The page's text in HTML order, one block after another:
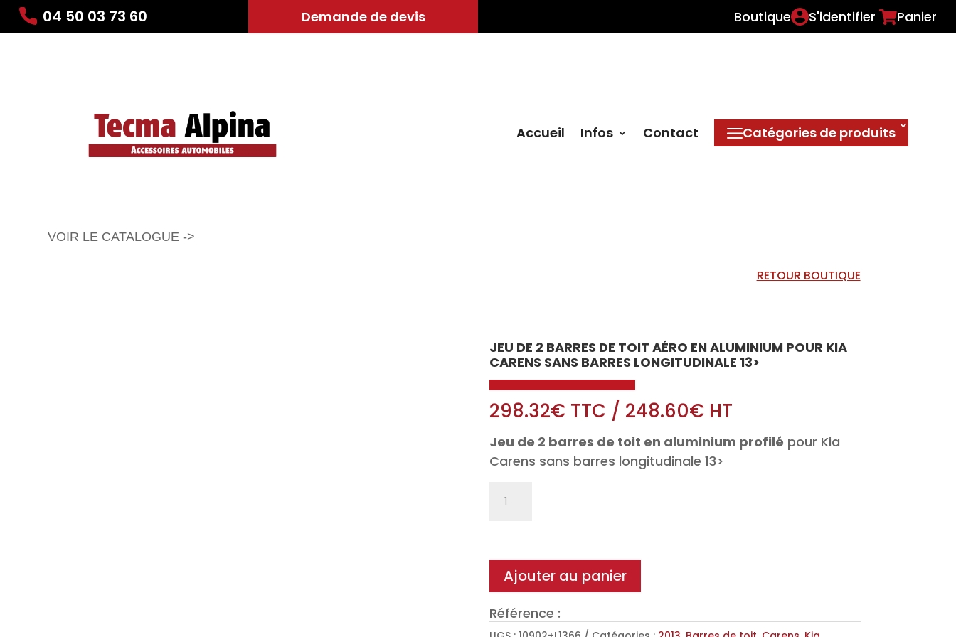
04 50 03 73 60 Demande de devis Boutique S'identifier Panier
Accueil Infos Contact Catégories de produits
VOIR LE CATALOGUE ->
RETOUR BOUTIQUE
JEU DE 2 BARRES DE TOIT AÉRO EN ALUMINIUM POUR KIA
CARENS SANS BARRES LONGITUDINALE 13>
298.32€ TTC / 248.60€ HT
Jeu de 2 barres de toit en aluminium profilé pour Kia
Carens sans barres longitudinale 13>
barres
de
toit
Ajouter au panier
Référence :